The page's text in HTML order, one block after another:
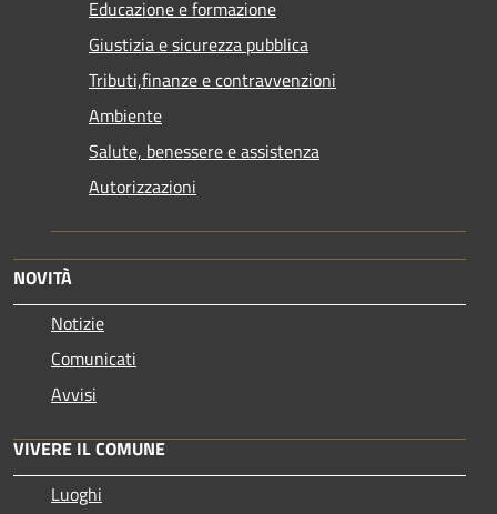
Educazione e formazione
Giustizia e sicurezza pubblica
Tributi,finanze e contravvenzioni
Ambiente
Salute, benessere e assistenza
Autorizzazioni
NOVITÀ
Notizie
Comunicati
Avvisi
VIVERE IL COMUNE
Luoghi